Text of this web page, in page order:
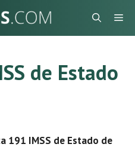
de Estado
191 IMSS de Estado de